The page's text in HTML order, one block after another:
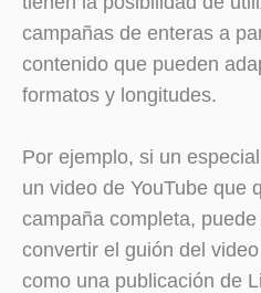
campañas de enteras a
contenido que pueden
formatos y longitudes.
Por ejemplo, si un
un video de YouTube que
campaña completa,
convertir el guión del
como una publicación de